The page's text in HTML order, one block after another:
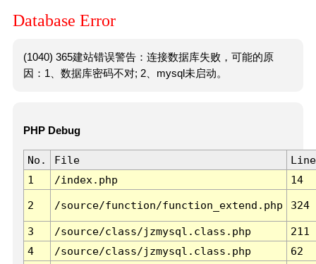
Database Error
(1040) 365建站错误警告：连接数据库失败，可能的原
因：1、数据库密码不对; 2、mysql未启动。
PHP Debug
No. File
Line
1
/index.php 14
2 /source/function/function_extend.php 324
3 /source/class/jzmysql.class.php
211
4
/source/class/jzmysql.class.php
62